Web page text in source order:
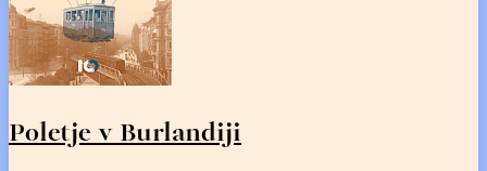
Poletje v Burlandiji